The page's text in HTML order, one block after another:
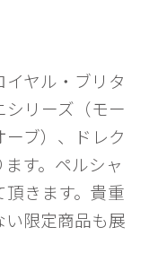
ヤル・ブリタ
リーズ（モー
ブ）、ドレク
す。ペルシャ
きます。貴重
限定商品も展